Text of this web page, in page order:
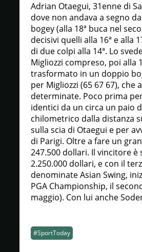
Adrian Otaegui, 31enne di
dove non andava a segno
bogey (alla 18ª buca nel
decisivi quelli alla 16ª e alla
di due colpi alla 14ª. Lo
Migliozzi compreso, poi alla
trasformato in un doppio
per Migliozzi (65 67 67),
determinate. Poco prima
identici da un circa un paio
chilometrico dalla distanza
sulla scia di Otaegui e per
di Parigi. Oltre a fare un
247.500 dollari. Il vincitore
2.250.000 dollari, e con il
denominate Asian Swing,
PGA Championship, il
maggio). Con lui anche
#SportToday